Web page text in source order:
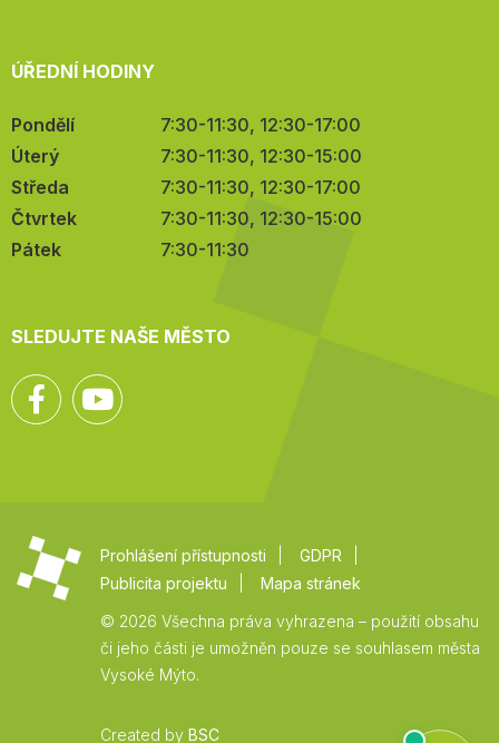
ÚŘEDNÍ HODINY
Pondělí
7:30-11:30, 12:30-17:00
Úterý
7:30-11:30, 12:30-15:00
Středa
7:30-11:30, 12:30-17:00
Čtvrtek
7:30-11:30, 12:30-15:00
Pátek
7:30-11:30
SLEDUJTE NAŠE MĚSTO
Facebook
Prohlášení přístupnosti
GDPR
Publicita projektu
Mapa stránek
© 2026 Všechna práva vyhrazena – použití obsahu
či jeho části je umožněn pouze se souhlasem města
Vysoké Mýto.
Created by BSC